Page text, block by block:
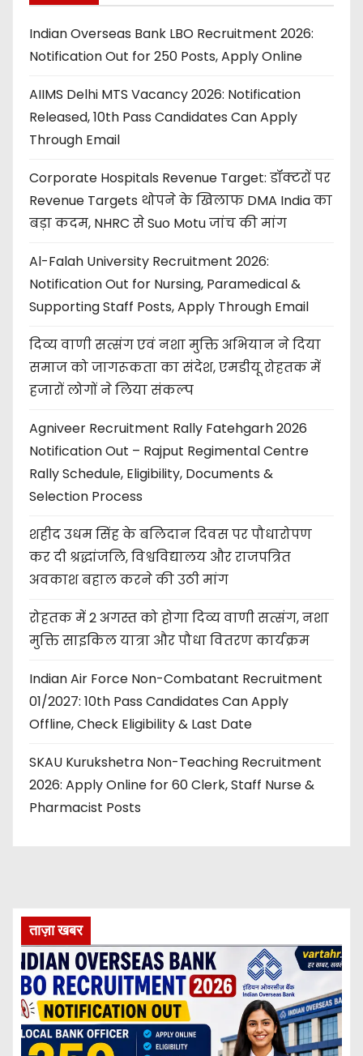
Indian Overseas Bank LBO Recruitment 2026:
Notification Out for 250 Posts, Apply Online
AIIMS Delhi MTS Vacancy 2026: Notification
Released, 10th Pass Candidates Can Apply
Through Email
Corporate Hospitals Revenue Target: डॉक्टरों पर
Revenue Targets थोपने के खिलाफ DMA India का
बड़ा कदम, NHRC से Suo Motu जांच की मांग
Al-Falah University Recruitment 2026:
Notification Out for Nursing, Paramedical &
Supporting Staff Posts, Apply Through Email
दिव्य वाणी सत्संग एवं नशा मुक्ति अभियान ने दिया
समाज को जागरूकता का संदेश, एमडीयू रोहतक में
हजारों लोगों ने लिया संकल्प
Agniveer Recruitment Rally Fatehgarh 2026
Notification Out – Rajput Regimental Centre
Rally Schedule, Eligibility, Documents &
Selection Process
शहीद उधम सिंह के बलिदान दिवस पर पौधारोपण
कर दी श्रद्धांजलि, विश्वविद्यालय और राजपत्रित
अवकाश बहाल करने की उठी मांग
रोहतक में 2 अगस्त को होगा दिव्य वाणी सत्संग, नशा
मुक्ति साइकिल यात्रा और पौधा वितरण कार्यक्रम
Indian Air Force Non-Combatant Recruitment
01/2027: 10th Pass Candidates Can Apply
Offline, Check Eligibility & Last Date
SKAU Kurukshetra Non-Teaching Recruitment
2026: Apply Online for 60 Clerk, Staff Nurse &
Pharmacist Posts
ताज़ा खबर